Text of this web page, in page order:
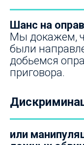
Шанс на
Мы докажем,
были
добьемся
приговора.
или